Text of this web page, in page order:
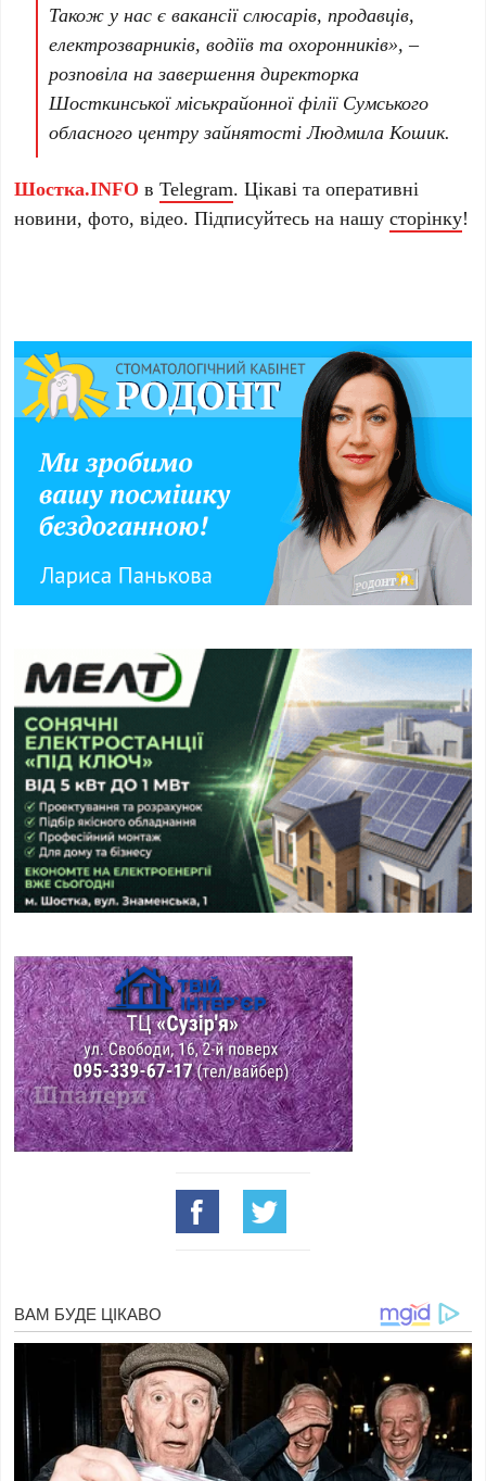
Також у нас є вакансії слюсарів, продавців,
електрозварників, водіїв та охоронників», –
розповіла на завершення директорка
Шосткинської міськрайонної філії Сумського
обласного центру зайнятості Людмила Кошик.
Шостка.INFO вTelegram. Цікаві та оперативні
новини, фото, відео. Підписуйтесь на нашусторінку!